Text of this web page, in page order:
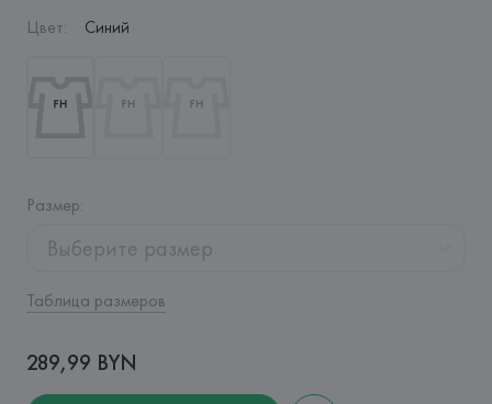
Цвет: Синий
Размер:
Выберите размер
Таблица размеров
289,99 BYN